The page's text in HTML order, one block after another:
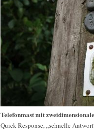
Telefonmast mit
Quick Response, „schnelle